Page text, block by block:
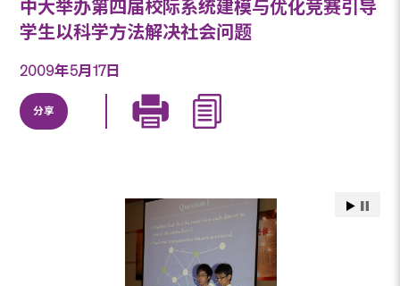
中大举办第四届校际系统建模与优化竞赛引导
学生以科学方法解决社会问题
2009年5月17日
分享